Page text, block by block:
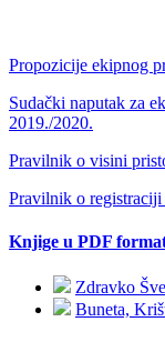
Propozicije ekipnog
Sudački naputak za
2019./2020.
Pravilnik o visini
Pravilnik o
Knjige u PDF
Zdravko
Buneta,